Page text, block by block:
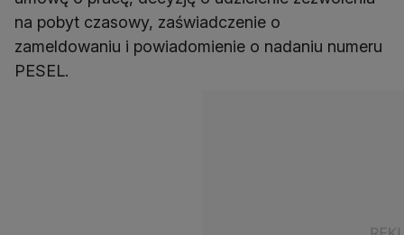
na pobyt czasowy, zaświadczenie o
zameldowaniu i powiadomienie o nadaniu numeru
PESEL.